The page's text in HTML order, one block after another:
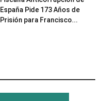
España Pide 173 Años de
Prisión para Francisco...